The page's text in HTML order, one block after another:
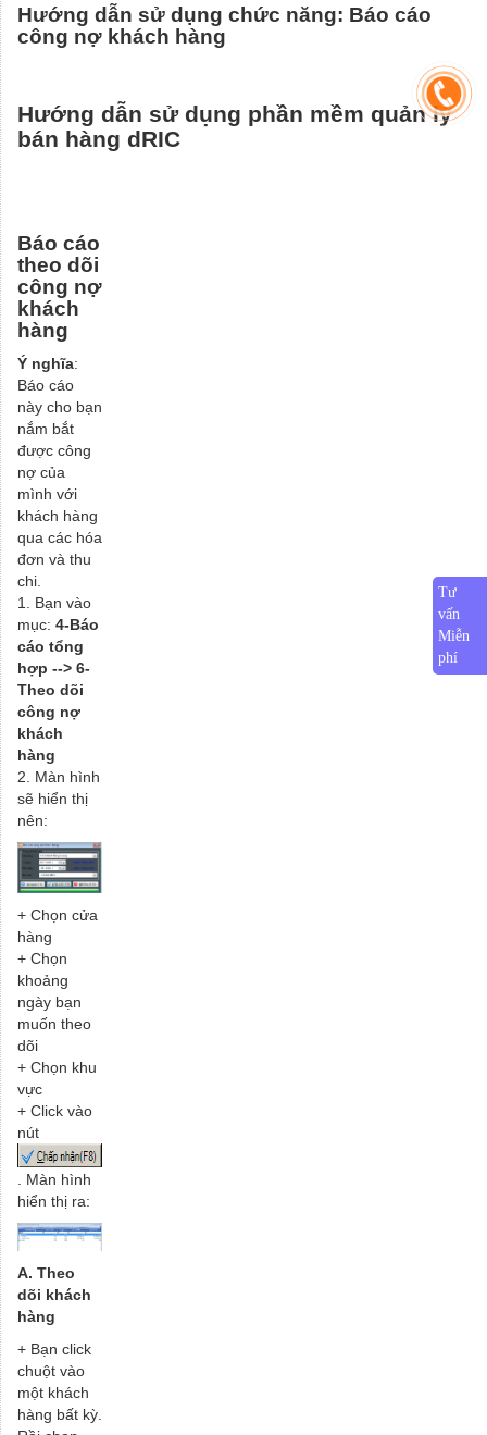
Hướng dẫn sử dụng chức năng: Báo cáo
công nợ khách hàng
Hướng dẫn sử dụng phần mềm quản lý
bán hàng dRIC
Báo cáo
theo dõi
công nợ
khách
hàng
Ý nghĩa:
Báo cáo
này cho bạn
nắm bắt
được công
nợ của
mình với
khách hàng
qua các hóa
đơn và thu
chi.
1. Bạn vào
mục: 4-Báo
cáo tổng
hợp --> 6-
Theo dõi
công nợ
khách
hàng
2. Màn hình
sẽ hiển thị
nên:
+ Chọn cửa
hàng
+ Chọn
khoảng
ngày bạn
muốn theo
dõi
+ Chọn khu
vực
+ Click vào
nút
. Màn hình
hiển thị ra:
A. Theo
dõi khách
hàng
+ Bạn click
chuột vào
một khách
hàng bất kỳ.
Tư
vấn
Miễn
phí